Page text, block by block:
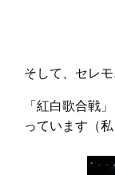
そして、セレモ
「紅白歌合戦
っています（私